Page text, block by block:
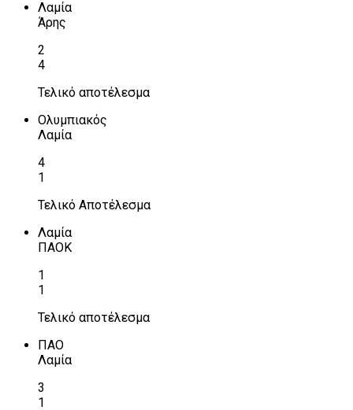
Λαμία
Άρης
2
4
Τελικό αποτέλεσμα
Ολυμπιακός
Λαμία
4
1
Τελικό Αποτέλεσμα
Λαμία
ΠΑΟΚ
1
1
Τελικό αποτέλεσμα
ΠΑΟ
Λαμία
3
1